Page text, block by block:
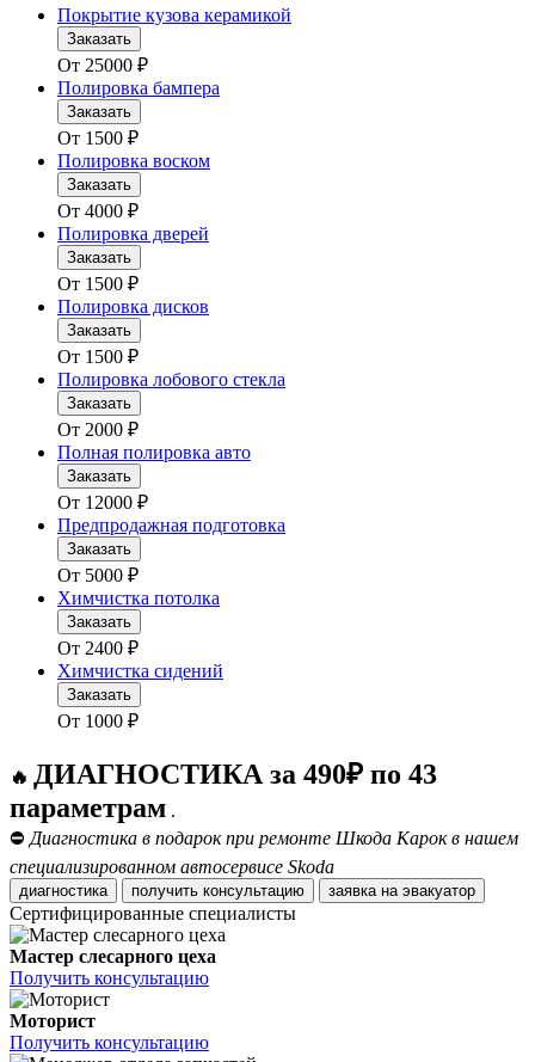
Покрытие кузова керамикой
Заказать
От 25000 ₽
Полировка бампера
Заказать
От 1500 ₽
Полировка воском
Заказать
От 4000 ₽
Полировка дверей
Заказать
От 1500 ₽
Полировка дисков
Заказать
От 1500 ₽
Полировка лобового стекла
Заказать
От 2000 ₽
Полная полировка авто
Заказать
От 12000 ₽
Предпродажная подготовка
Заказать
От 5000 ₽
Химчистка потолка
Заказать
От 2400 ₽
Химчистка сидений
Заказать
От 1000 ₽
🔥 ДИАГНОСТИКА за 490₽ по 43
параметрам .
⛔ Диагностика в подарок при ремонте Шкода Карок в нашем
специализированном автосервисе Skoda
диагностика получить консультацию заявка на эвакуатор
Сертифицированные специалисты
Мастер слесарного цеха
Получить консультацию
Моторист
Получить консультацию